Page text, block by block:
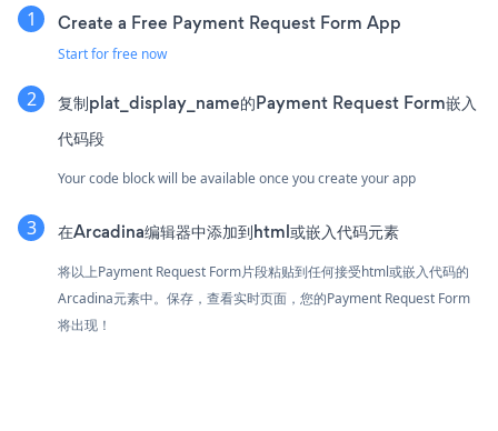
Create a Free Payment Request Form App
Start for free now
复制plat_display_name的Payment Request Form嵌入
代码段
Your code block will be available once you create your app
在Arcadina编辑器中添加到html或嵌入代码元素
将以上Payment Request Form片段粘贴到任何接受html或嵌入代码的
Arcadina元素中。保存，查看实时页面，您的Payment Request Form
将出现！